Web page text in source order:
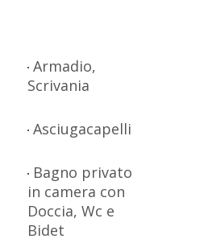
Armadio,
Scrivania
Asciugacapelli
Bagno privato
in camera con
Doccia, Wc e
Bidet